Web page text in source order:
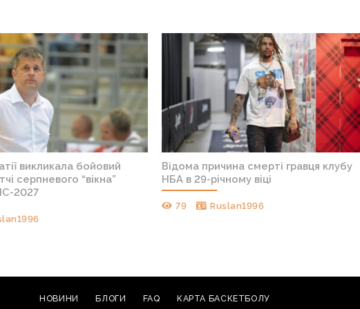
викликала бойовий
серпневого “вікна”
2027
Відома причина смерті гравця клубу
НБА в 29-річному віці
79 Ruslan1996
НОВИНИ БЛОГИ FAQ КАРТА БАСКЕТБОЛУ